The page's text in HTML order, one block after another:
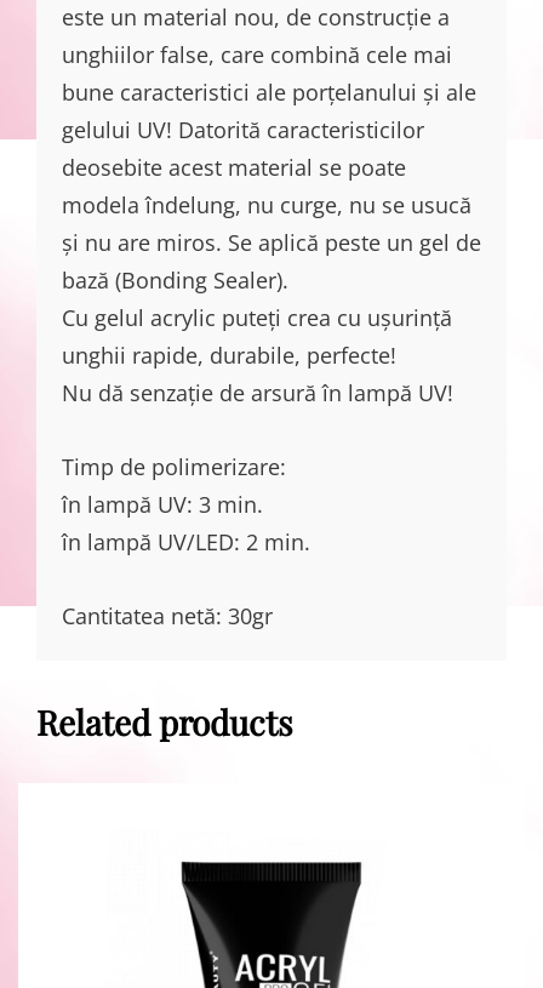
este un material nou, de construcție a
unghiilor false, care combină cele mai
bune caracteristici ale porțelanului și ale
gelului UV! Datorită caracteristicilor
deosebite acest material se poate
modela îndelung, nu curge, nu se usucă
și nu are miros. Se aplică peste un gel de
bază (Bonding Sealer).
Cu gelul acrylic puteți crea cu uşurință
unghii rapide, durabile, perfecte!
Nu dă senzație de arsură în lampă UV!
Timp de polimerizare:
în lampă UV: 3 min.
în lampă UV/LED: 2 min.
Cantitatea netă: 30gr
Related products